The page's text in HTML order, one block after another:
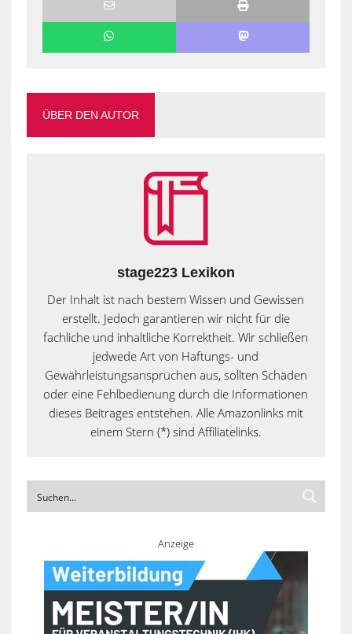
ÜBER DEN AUTOR
stage223 Lexikon
Der Inhalt ist nach bestem Wissen und Gewissen
erstellt. Jedoch garantieren wir nicht für die
fachliche und inhaltliche Korrektheit. Wir schließen
jedwede Art von Haftungs- und
Gewährleistungsansprüchen aus, sollten Schäden
oder eine Fehlbedienung durch die Informationen
dieses Beitrages entstehen. Alle Amazonlinks mit
einem Stern (*) sind Affiliatelinks.
Anzeige